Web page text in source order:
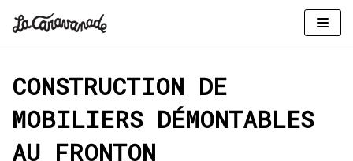
contenu
CONSTRUCTION DE
MOBILIERS DÉMONTABLES
AU FRONTON